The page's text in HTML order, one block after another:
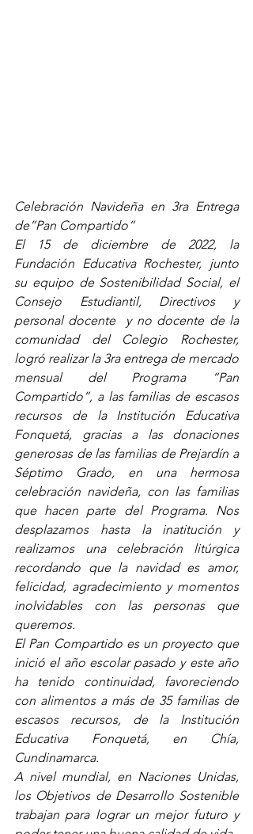
Celebración Navideña en 3ra Entrega
de”Pan Compartido”
El 15 de diciembre de 2022, la
Fundación Educativa Rochester, junto
su equipo de Sostenibilidad Social, el
Consejo Estudiantil, Directivos y
personal docente  y no docente de la
comunidad del Colegio Rochester,
logró realizar la 3ra entrega de mercado
mensual del Programa “Pan
Compartido”, a las familias de escasos
recursos de la Institución Educativa
Fonquetá, gracias a las donaciones
generosas de las familias de Prejardín a
Séptimo Grado, en una hermosa
celebración navideña, con las familias
que hacen parte del Programa. Nos
desplazamos hasta la inatitución y
realizamos una celebración litúrgica
recordando que la navidad es amor,
felicidad, agradecimiento y momentos
inolvidables con las personas que
queremos.
El Pan Compartido es un proyecto que
inició el año escolar pasado y este año
ha tenido continuidad, favoreciendo
con alimentos a más de 35 familias de
escasos recursos, de la Institución
Educativa Fonquetá, en Chía,
Cundinamarca.
A nivel mundial, en Naciones Unidas,
los Objetivos de Desarrollo Sostenible
trabajan para lograr un mejor futuro y